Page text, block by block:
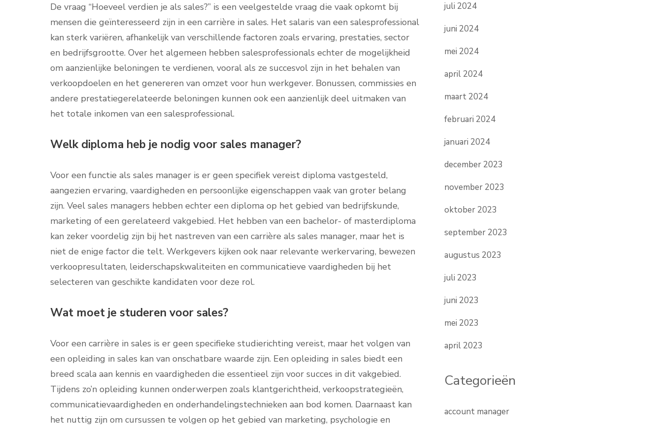
De vraag “Hoeveel verdien je als sales?” is een veelgestelde vraag die vaak opkomt bij
mensen die geïnteresseerd zijn in een carrière in sales. Het salaris van een salesprofessional
kan sterk variëren, afhankelijk van verschillende factoren zoals ervaring, prestaties, sector
en bedrijfsgrootte. Over het algemeen hebben salesprofessionals echter de mogelijkheid
om aanzienlijke beloningen te verdienen, vooral als ze succesvol zijn in het behalen van
verkoopdoelen en het genereren van omzet voor hun werkgever. Bonussen, commissies en
andere prestatiegerelateerde beloningen kunnen ook een aanzienlijk deel uitmaken van
het totale inkomen van een salesprofessional.
Welk diploma heb je nodig voor sales manager?
Voor een functie als sales manager is er geen specifiek vereist diploma vastgesteld,
aangezien ervaring, vaardigheden en persoonlijke eigenschappen vaak van groter belang
zijn. Veel sales managers hebben echter een diploma op het gebied van bedrijfskunde,
marketing of een gerelateerd vakgebied. Het hebben van een bachelor- of masterdiploma
kan zeker voordelig zijn bij het nastreven van een carrière als sales manager, maar het is
niet de enige factor die telt. Werkgevers kijken ook naar relevante werkervaring, bewezen
verkoopresultaten, leiderschapskwaliteiten en communicatieve vaardigheden bij het
selecteren van geschikte kandidaten voor deze rol.
Wat moet je studeren voor sales?
Voor een carrière in sales is er geen specifieke studierichting vereist, maar het volgen van
een opleiding in sales kan van onschatbare waarde zijn. Een opleiding in sales biedt een
breed scala aan kennis en vaardigheden die essentieel zijn voor succes in dit vakgebied.
Tijdens zo’n opleiding kunnen onderwerpen zoals klantgerichtheid, verkoopstrategieën,
communicatievaardigheden en onderhandelingstechnieken aan bod komen. Daarnaast kan
het nuttig zijn om cursussen te volgen op het gebied van marketing, psychologie en
juli 2024
juni 2024
mei 2024
april 2024
maart 2024
februari 2024
januari 2024
december 2023
november 2023
oktober 2023
september 2023
augustus 2023
juli 2023
juni 2023
mei 2023
april 2023
Categorieën
account manager